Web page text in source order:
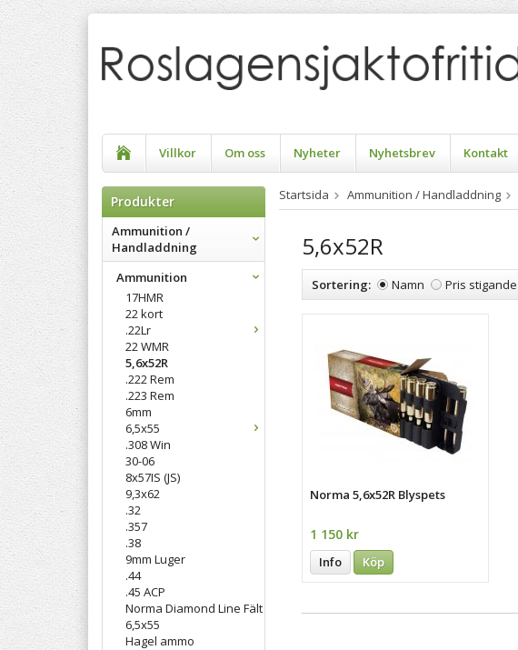
Villkor Om oss Nyheter Nyhetsbrev Kontakt
Produkter
Ammunition /
Handladdning
Ammunition
17HMR
22 kort
.22Lr
22 WMR
5,6x52R
.222 Rem
.223 Rem
6mm
6,5x55
.308 Win
30-06
8x57IS (JS)
9,3x62
.32
.357
.38
9mm Luger
.44
.45 ACP
Norma Diamond Line Fält
6,5x55
Hagel ammo
Startsida Ammunition / Handladdning
5,6x52R
Sortering: Namn Pris stigande
Norma 5,6x52R Blyspets
1 150 kr
Info Köp